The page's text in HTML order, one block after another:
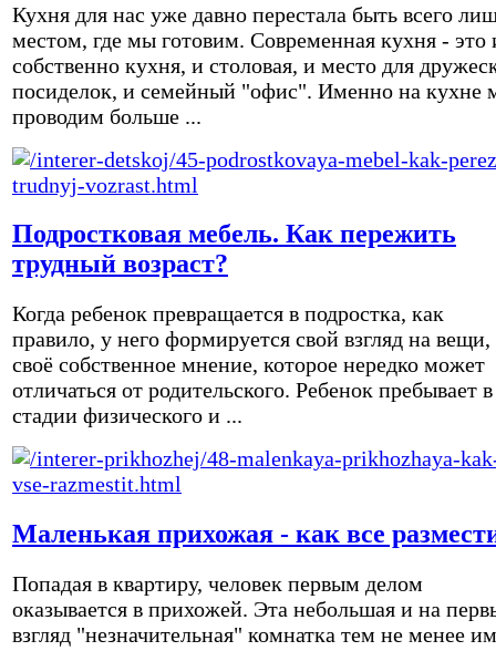
Кухня для нас уже давно перестала быть всего
местом, где мы готовим. Современная кухня - это
собственно кухня, и столовая, и место для
посиделок, и семейный "офис". Именно на кухне
проводим больше ...
Подростковая мебель. Как пережить
трудный возраст?
Когда ребенок превращается в подростка, как
правило, у него формируется свой взгляд на вещи,
своё собственное мнение, которое нередко может
отличаться от родительского. Ребенок пребывает в
стадии физического и ...
Маленькая прихожая - как все
Попадая в квартиру, человек первым делом
оказывается в прихожей. Эта небольшая и на
взгляд "незначительная" комнатка тем не менее